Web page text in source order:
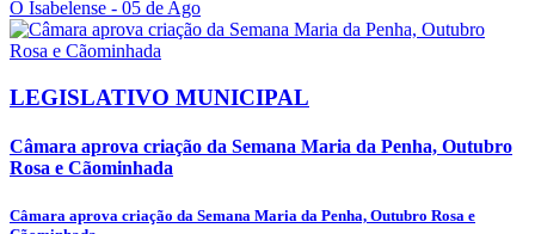
O Isabelense - 05 de Ago
LEGISLATIVO MUNICIPAL
Câmara aprova criação da Semana Maria da Penha, Outubro
Rosa e Cãominhada
Câmara aprova criação da Semana Maria da Penha, Outubro Rosa e